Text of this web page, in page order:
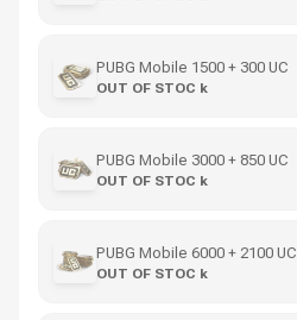
PUBG Mobile 1500 + 300 UC
OUT OF STOC k
PUBG Mobile 3000 + 850 UC
OUT OF STOC k
PUBG Mobile 6000 + 2100 UC
OUT OF STOC k